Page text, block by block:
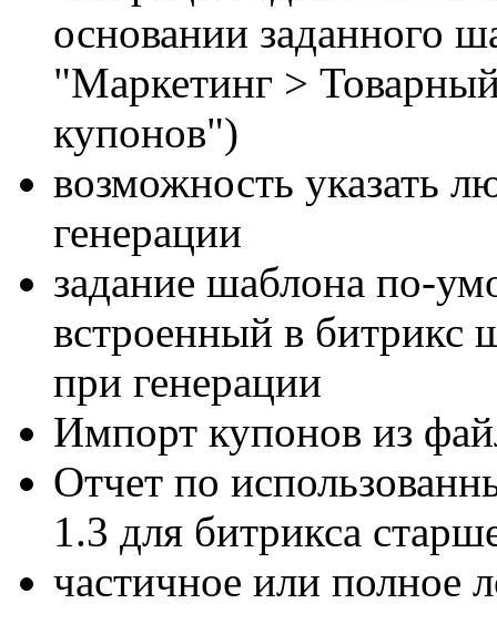
основании заданного
"Маркетинг >
купонов")
возможность указать
генерации
задание шаблона по-
встроенный в битрикс
при генерации
Импорт купонов из
Отчет по
1.3 для битрикса
частичное или полное